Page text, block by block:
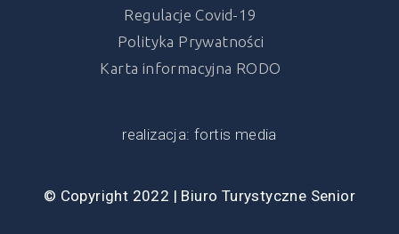
Regulacje Covid-19
Polityka Prywatności
Karta informacyjna RODO
realizacja: fortis media
© Copyright 2022 | Biuro Turystyczne Senior